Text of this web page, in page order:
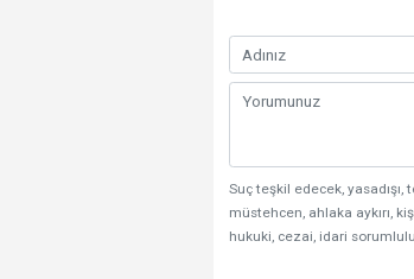
Suç teşkil edecek, yasadışı,
müstehcen, ahlaka aykırı,
hukuki, cezai, idari